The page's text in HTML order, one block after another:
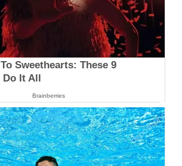
Sweethearts: These 9
Do It All
Brainberries